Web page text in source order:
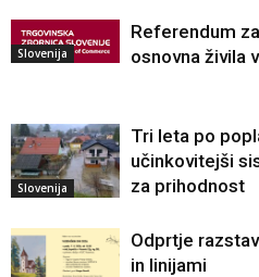
Slovenija
Referendum
osnovna živila
Slovenija
Tri leta po
učinkovitejši
za prihodnost
Odprtje
in linijami